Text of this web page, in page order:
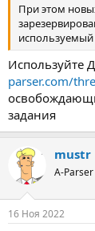
При этом
Используйте
parser.com/
задания
mustr
A-
16 Ноя 2022